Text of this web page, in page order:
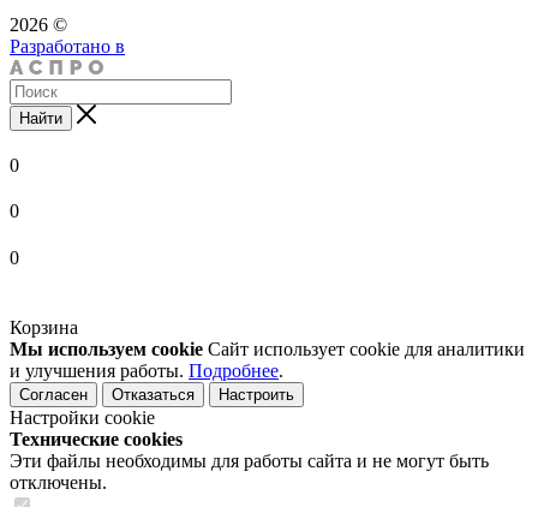
2026 ©
Разработано в
Найти
0
0
0
Корзина
Мы используем cookie Сайт использует cookie для аналитики
и улучшения работы. Подробнее.
Согласен Отказаться Настроить
Настройки cookie
Технические cookies
Эти файлы необходимы для работы сайта и не могут быть
отключены.